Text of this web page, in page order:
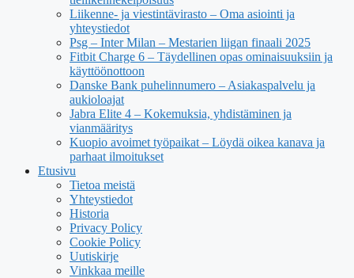
Liikenne- ja viestintävirasto – Oma asiointi ja
yhteystiedot
Psg – Inter Milan – Mestarien liigan finaali 2025
Fitbit Charge 6 – Täydellinen opas ominaisuuksiin ja
käyttöönottoon
Danske Bank puhelinnumero – Asiakaspalvelu ja
aukioloajat
Jabra Elite 4 – Kokemuksia, yhdistäminen ja
vianmääritys
Kuopio avoimet työpaikat – Löydä oikea kanava ja
parhaat ilmoitukset
Etusivu
Tietoa meistä
Yhteystiedot
Historia
Privacy Policy
Cookie Policy
Uutiskirje
Vinkkaa meille